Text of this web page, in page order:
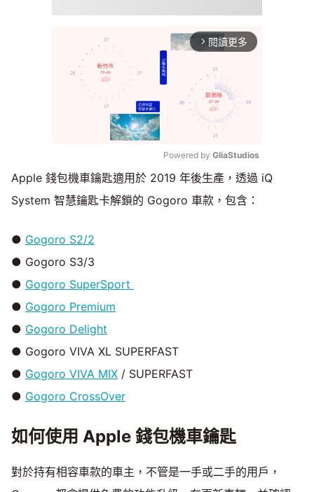
arrow_forward_ios 閱讀更多
Mute
Powered by GliaStudios
Apple 錢包機車鑰匙適用於 2019 年後生產，透過 iQ
System 智慧鑰匙卡解鎖的 Gogoro 車款，包含：
● Gogoro S2/2
● Gogoro S3/3
● Gogoro SuperSport
● Gogoro Premium
● Gogoro Delight
● Gogoro VIVA XL SUPERFAST
● Gogoro VIVA MIX / SUPERFAST
● Gogoro CrossOver
如何使用 Apple 錢包機車鑰匙
對於持有相容車款的車主，不管是一手或二手的用戶，